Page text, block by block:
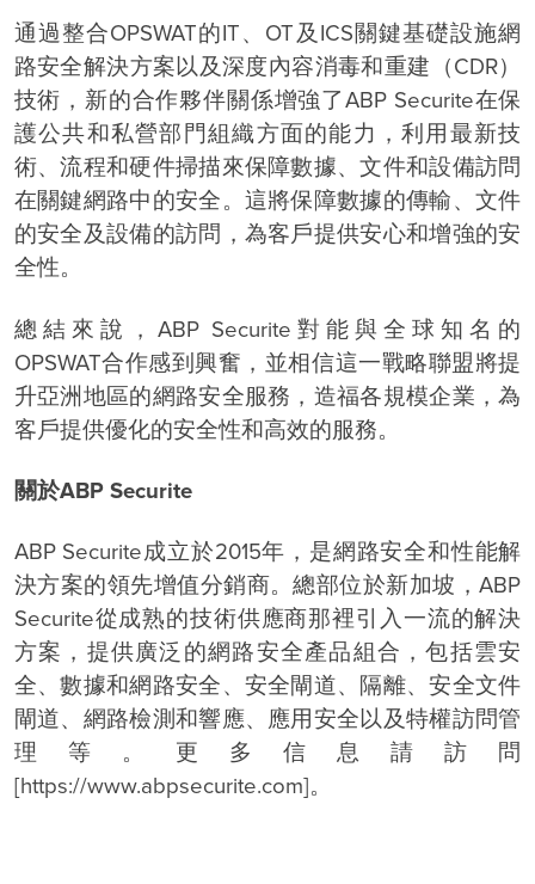
通過整合OPSWAT的IT、OT及ICS關鍵基礎設施網
路安全解決方案以及深度內容消毒和重建（CDR）
技術，新的合作夥伴關係增強了ABP Securite在保
護公共和私營部門組織方面的能力，利用最新技
術、流程和硬件掃描來保障數據、文件和設備訪問
在關鍵網路中的安全。這將保障數據的傳輸、文件
的安全及設備的訪問，為客戶提供安心和增強的安
全性。
總結來說，ABP Securite對能與全球知名的
OPSWAT合作感到興奮，並相信這一戰略聯盟將提
升亞洲地區的網路安全服務，造福各規模企業，為
客戶提供優化的安全性和高效的服務。
關於ABP Securite
ABP Securite成立於2015年，是網路安全和性能解
決方案的領先增值分銷商。總部位於新加坡，ABP
Securite從成熟的技術供應商那裡引入一流的解決
方案，提供廣泛的網路安全產品組合，包括雲安
全、數據和網路安全、安全閘道、隔離、安全文件
閘道、網路檢測和響應、應用安全以及特權訪問管
理等。更多信息請訪問
[https://www.abpsecurite.com]。